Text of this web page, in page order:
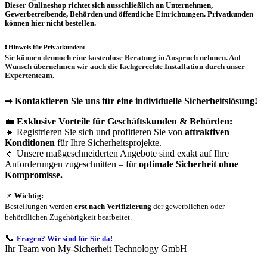
Dieser Onlineshop richtet sich ausschließlich an Unternehmen,
Gewerbetreibende, Behörden und öffentliche Einrichtungen. Privatkunden
können hier nicht bestellen.
❗Hinweis für Privatkunden:
Sie können dennoch eine kostenlose Beratung in Anspruch nehmen. Auf
Wunsch übernehmen wir auch die fachgerechte Installation durch unser
Expertenteam.
➡ Kontaktieren Sie uns für eine individuelle Sicherheitslösung!
💼 Exklusive Vorteile für Geschäftskunden & Behörden:
🔹 Registrieren Sie sich und profitieren Sie von attraktiven
Konditionen für Ihre Sicherheitsprojekte.
🔹 Unsere maßgeschneiderten Angebote sind exakt auf Ihre
Anforderungen zugeschnitten – füroptimale Sicherheit ohne
Kompromisse.
📌 Wichtig:
Bestellungen werden erst nach Verifizierung der gewerblichen oder
behördlichen Zugehörigkeit bearbeitet.
📞 Fragen? Wir sind für Sie da!
Ihr Team von My-Sicherheit Technology GmbH